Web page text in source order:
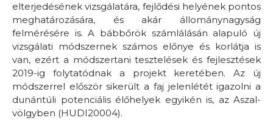
elterjedésének vizsgálatára, fejlődési helyének pontos
meghatározására, és akár állománynagyság
felmérésére is. A bábbőrök számlálásán alapuló új
vizsgálati módszernek számos előnye és korlátja is
van, ezért a módszertani tesztelések és fejlesztések
2019-ig folytatódnak a projekt keretében. Az új
módszerrel először sikerült a faj jelenlétét igazolni a
dunántúli potenciális élőhelyek egyikén is, az Aszal-
völgyben (HUDI20004).